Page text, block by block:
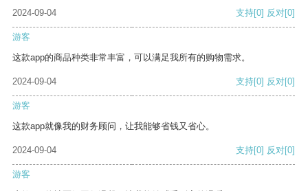
2024-09-04 支持[0] 反对[0]
游客
这款app的商品种类非常丰富，可以满足我所有的购物需求。
2024-09-04 支持[0] 反对[0]
游客
这款app就像我的财务顾问，让我能够省钱又省心。
2024-09-04 支持[0] 反对[0]
游客